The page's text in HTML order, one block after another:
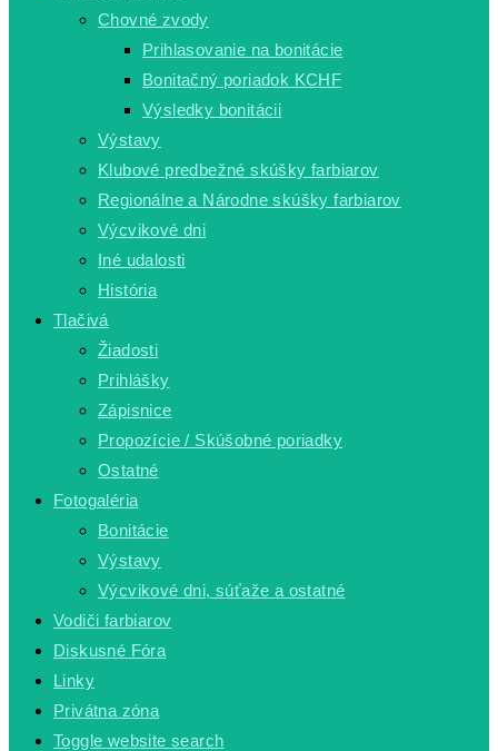
Chovné zvody
Prihlasovanie na bonitácie
Bonitačný poriadok KCHF
Výsledky bonitácii
Výstavy
Klubové predbežné skúšky farbiarov
Regionálne a Národne skúšky farbiarov
Výcvikové dni
Iné udalosti
História
Tlačivá
Žiadosti
Prihlášky
Zápisnice
Propozície / Skúšobné poriadky
Ostatné
Fotogaléria
Bonitácie
Výstavy
Výcvikové dni, súťaže a ostatné
Vodiči farbiarov
Diskusné Fóra
Linky
Privátna zóna
Toggle website search